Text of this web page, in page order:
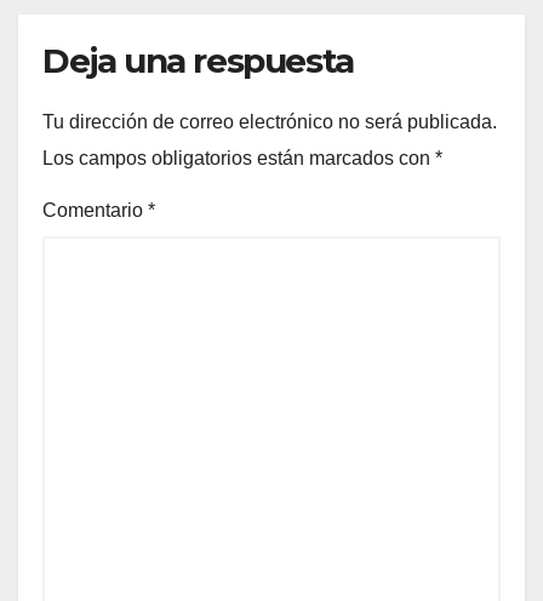
Deja una respuesta
Tu dirección de correo electrónico no será publicada.
Los campos obligatorios están marcados con *
Comentario *